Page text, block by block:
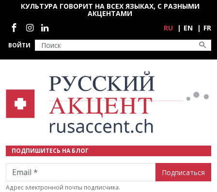
Перейти к основному содержанию
ВОЙТИ
КУЛЬТУРА ГОВОРИТ НА ВСЕХ ЯЗЫКАХ, С РАЗНЫМИ
АКЦЕНТАМИ
Социальные сети
RU EN FR
ПОДПИШИТЕСЬ НА БЛОГ
Email
Адрес электронной почты подписчика.